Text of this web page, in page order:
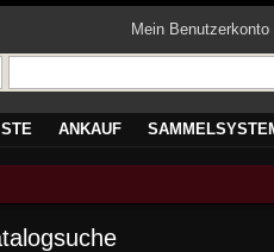
Mein Benutzerkonto
ANKAUF